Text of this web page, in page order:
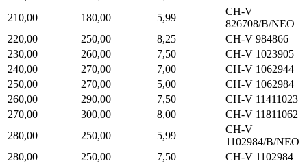
210,00
180,00 5,99
CH-V
826708/B/NEO
220,00
250,00 8,25
CH-V 984866
230,00
260,00 7,50
CH-V 1023905
240,00
270,00 7,00
CH-V 1062944
250,00
270,00 5,00
CH-V 1062984
260,00
290,00 7,50
CH-V 11411023
270,00
300,00 8,00
CH-V 11811062
280,00
250,00 5,99
CH-V
1102984/B/NEO
280,00
250,00 7,50
CH-V 1102984